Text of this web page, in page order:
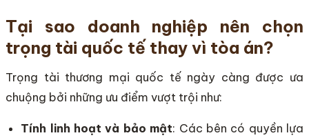
Tại sao doanh nghiệp nên chọn
trọng tài quốc tế thay vì tòa án?
Trọng tài thương mại quốc tế ngày càng được ưa
chuộng bởi những ưu điểm vượt trội như:
Tính linh hoạt và bảo mật: Các bên có quyền lựa